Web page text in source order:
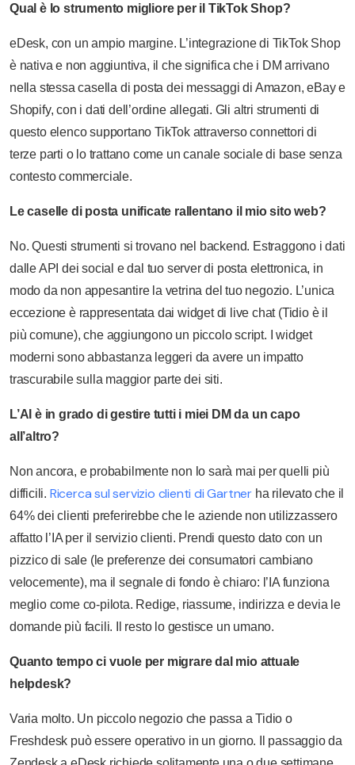
Qual è lo strumento migliore per il TikTok Shop?
eDesk, con un ampio margine. L’integrazione di TikTok Shop
è nativa e non aggiuntiva, il che significa che i DM arrivano
nella stessa casella di posta dei messaggi di Amazon, eBay e
Shopify, con i dati dell’ordine allegati. Gli altri strumenti di
questo elenco supportano TikTok attraverso connettori di
terze parti o lo trattano come un canale sociale di base senza
contesto commerciale.
Le caselle di posta unificate rallentano il mio sito web?
No. Questi strumenti si trovano nel backend. Estraggono i dati
dalle API dei social e dal tuo server di posta elettronica, in
modo da non appesantire la vetrina del tuo negozio. L’unica
eccezione è rappresentata dai widget di live chat (Tidio è il
più comune), che aggiungono un piccolo script. I widget
moderni sono abbastanza leggeri da avere un impatto
trascurabile sulla maggior parte dei siti.
L’AI è in grado di gestire tutti i miei DM da un capo
all’altro?
Non ancora, e probabilmente non lo sarà mai per quelli più
difficili. Ricerca sul servizio clienti di Gartner ha rilevato che il
64% dei clienti preferirebbe che le aziende non utilizzassero
affatto l’IA per il servizio clienti. Prendi questo dato con un
pizzico di sale (le preferenze dei consumatori cambiano
velocemente), ma il segnale di fondo è chiaro: l’IA funziona
meglio come co-pilota. Redige, riassume, indirizza e devia le
domande più facili. Il resto lo gestisce un umano.
Quanto tempo ci vuole per migrare dal mio attuale
helpdesk?
Varia molto. Un piccolo negozio che passa a Tidio o
Freshdesk può essere operativo in un giorno. Il passaggio da